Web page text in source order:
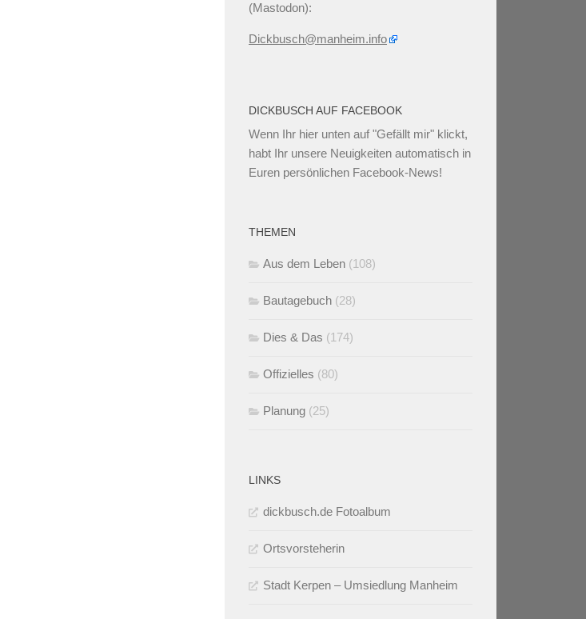
(Mastodon):
Dickbusch@manheim.info
DICKBUSCH AUF FACEBOOK
Wenn Ihr hier unten auf "Gefällt mir" klickt,
habt Ihr unsere Neuigkeiten automatisch in
Euren persönlichen Facebook-News!
THEMEN
Aus dem Leben (108)
Bautagebuch (28)
Dies & Das (174)
Offizielles (80)
Planung (25)
LINKS
dickbusch.de Fotoalbum
Ortsvorsteherin
Stadt Kerpen – Umsiedlung Manheim